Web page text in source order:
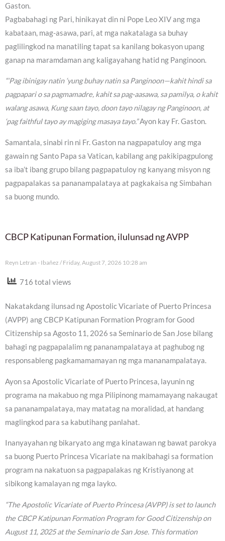
Gaston.
Pagbabahagi ng Pari, hinikayat din ni Pope Leo XIV ang mga
kabataan, mag-asawa, pari, at mga nakatalaga sa buhay
paglilingkod na manatiling tapat sa kanilang bokasyon upang
ganap na maramdaman ang kaligayahang hatid ng Panginoon.
“‘Pag ibinigay natin ‘yung buhay natin sa Panginoon—kahit hindi sa
pagpapari o sa pagmamadre, kahit sa pag-aasawa, sa pamilya, o kahit
walang asawa, Kung saan tayo, doon tayo nilagay ng Panginoon, at
‘pag faithful tayo ay magiging masaya tayo.”Ayon kay Fr. Gaston.
Samantala, sinabi rin ni Fr. Gaston na nagpapatuloy ang mga
gawain ng Santo Papa sa Vatican, kabilang ang pakikipagpulong
sa iba’t ibang grupo bilang pagpapatuloy ng kanyang misyon ng
pagpapalakas sa pananampalataya at pagkakaisa ng Simbahan
sa buong mundo.
CBCP Katipunan Formation, ilulunsad ng AVPP
Reyn Letran - Ibañez Friday, August 7, 2026 10:28 am
716 total views
Nakatakdang ilunsad ng Apostolic Vicariate of Puerto Princesa
(AVPP) ang CBCP Katipunan Formation Program for Good
Citizenship sa Agosto 11, 2026 sa Seminario de San Jose bilang
bahagi ng pagpapalalim ng pananampalataya at paghubog ng
responsableng pagkamamamayan ng mga mananampalataya.
Ayon sa Apostolic Vicariate of Puerto Princesa, layunin ng
programa na makabuo ng mga Pilipinong mamamayang nakaugat
sa pananampalataya, may matatag na moralidad, at handang
maglingkod para sa kabutihang panlahat.
Inanyayahan ng bikaryato ang mga kinatawan ng bawat parokya
sa buong Puerto Princesa Vicariate na makibahagi sa formation
program na nakatuon sa pagpapalakas ng Kristiyanong at
sibikong kamalayan ng mga layko.
“The Apostolic Vicariate of Puerto Princesa (AVPP) is set to launch
the CBCP Katipunan Formation Program for Good Citizenship on
August 11, 2025 at the Seminario de San Jose. This formation